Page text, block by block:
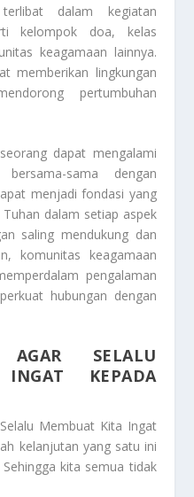
dalam kegiatan
kelompok doa, kelas
keagamaan lainnya.
memberikan lingkungan
pertumbuhan
dapat mengalami
sama dengan
menjadi fondasi yang
dalam setiap aspek
saling mendukung dan
komunitas keagamaan
pengalaman
hubungan dengan
SELALU
KEPADA
Membuat Kita Ingat
kelanjutan yang satu ini
kita semua tidak